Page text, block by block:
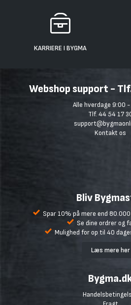
KARRIERE I BYGMA
Webshop support -
Alle hverdage 9:00
Tlf. 44 54 17
Kontakt os
Bliv
Spar 10% på mere end
Se dine ordrer og
Mulighed for op til 40
Læs mere her